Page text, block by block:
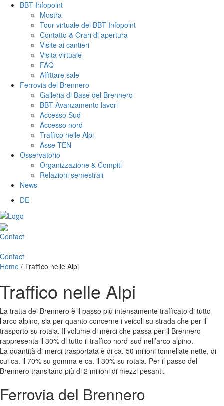
BBT-Infopoint
Mostra
Tour virtuale del BBT Infopoint
Contatto & Orari di apertura
Visite ai cantieri
Visita virtuale
FAQ
Affittare sale
Ferrovia del Brennero
Galleria di Base del Brennero
BBT-Avanzamento lavori
Accesso Sud
Accesso nord
Traffico nelle Alpi
Asse TEN
Osservatorio
Organizzazione & Compiti
Relazioni semestrali
News
DE
Contact
Contact
Home / Traffico nelle Alpi
Traffico nelle Alpi
La tratta del Brennero è il passo più intensamente trafficato di tutto
l’arco alpino, sia per quanto concerne i veicoli su strada che per il
trasporto su rotaia. Il volume di merci che passa per il Brennero
rappresenta il 30% di tutto il traffico nord-sud nell’arco alpino.
La quantità di merci trasportata è di ca. 50 milioni tonnellate nette, di
cui ca. il 70% su gomma e ca. il 30% su rotaia. Per il passo del
Brennero transitano più di 2 milioni di mezzi pesanti.
Ferrovia del Brennero